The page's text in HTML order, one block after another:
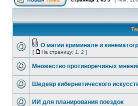
О магии криминале и
[ На страницу: 1 2 ]
Множество противоречивых
Шедевр кибернетического
ИИ для планирования поездок